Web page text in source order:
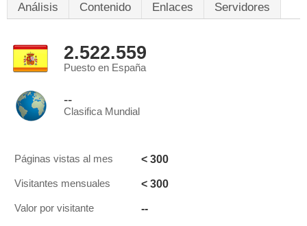
Análisis Contenido Enlaces Servidores
2.522.559
Puesto en España
--
Clasifica Mundial
Páginas vistas al mes < 300
Visitantes mensuales < 300
Valor por visitante --